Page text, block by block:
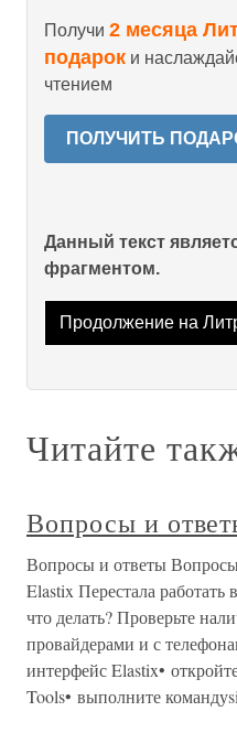
Получи 2 месяца
подарок и
чтением
ПОЛУЧИТЬ
Данный текст
фрагментом.
Продолжение на
Читайте
Вопросы и
Вопросы и ответы
Elastix Перестала работать
что делать? Проверьте
провайдерами и с
интерфейс Elastix•
Tools• выполните